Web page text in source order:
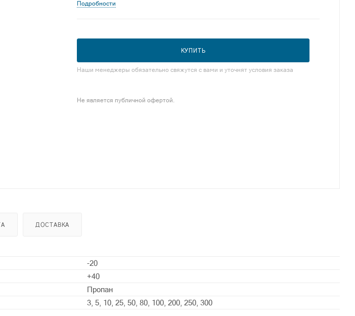
Подробности
КУПИТЬ
Наши менеджеры обязательно свяжутся с вами и уточнят условия заказа
Не является публичной офертой.
ДОСТАВКА
-20
+40
Пропан
3, 5, 10, 25, 50, 80, 100, 200, 250, 300